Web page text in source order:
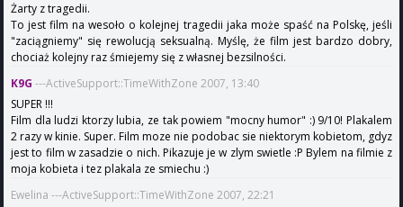
Żarty z tragedii.
To jest film na wesoło o kolejnej tragedii jaka może spaść na Polskę, jeśli
"zaciągniemy" się rewolucją seksualną. Myślę, że film jest bardzo dobry,
chociaż kolejny raz śmiejemy się z własnej bezsilności.
K9G ---ActiveSupport::TimeWithZone 2007, 13:40
SUPER !!!
Film dla ludzi ktorzy lubia, ze tak powiem "mocny humor" :) 9/10! Plakalem
2 razy w kinie. Super. Film moze nie podobac sie niektorym kobietom, gdyz
jest to film w zasadzie o nich. Pikazuje je w zlym swietle :P Bylem na filmie z
moja kobieta i tez plakala ze smiechu :)
Ewelina ---ActiveSupport::TimeWithZone 2007, 22:21